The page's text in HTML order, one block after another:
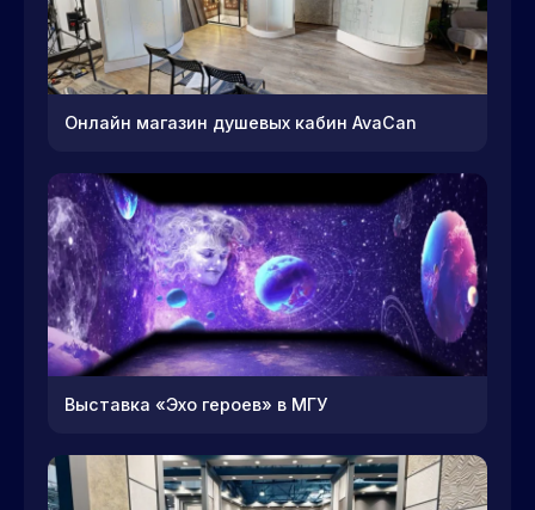
Онлайн магазин душевых кабин AvaCan
Выставка «Эхо героев» в МГУ